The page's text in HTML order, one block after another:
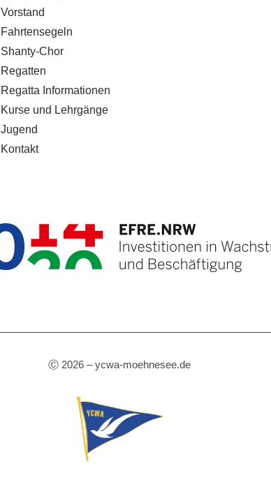
Vorstand
Fahrtensegeln
Shanty-Chor
Regatten
Regatta Informationen
Kurse und Lehrgänge
Jugend
Kontakt
Ⓒ 2026 – ycwa-moehnesee.de